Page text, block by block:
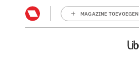
MAGAZINE TOEVOEGEN